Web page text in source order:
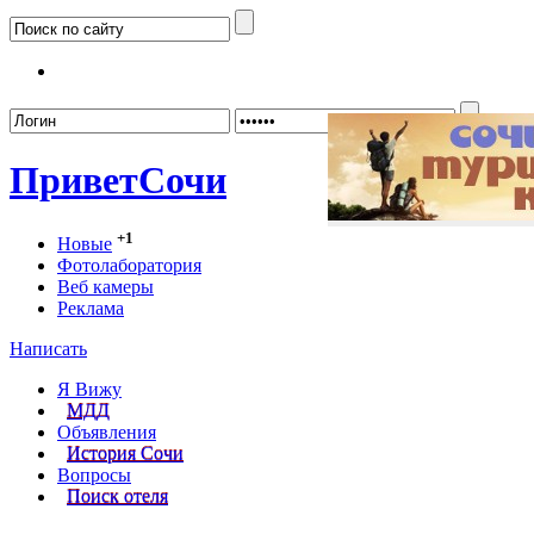
ПриветСочи
Новые +1
Фотолаборатория
Веб камеры
Реклама
Написать
Я Вижу
МДД
Объявления
История Сочи
Вопросы
Поиск отеля